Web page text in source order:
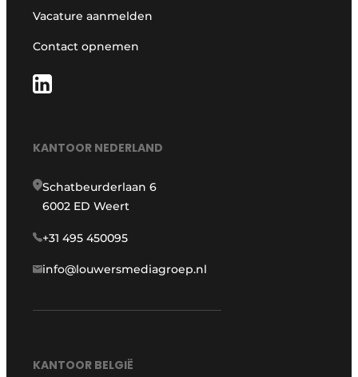
Vacature aanmelden
Contact opnemen
KANTOOR NEDERLAND
Schatbeurderlaan 6
6002 ED Weert
+31 495 450095
info@louwersmediagroep.nl
KANTOOR BELGIË